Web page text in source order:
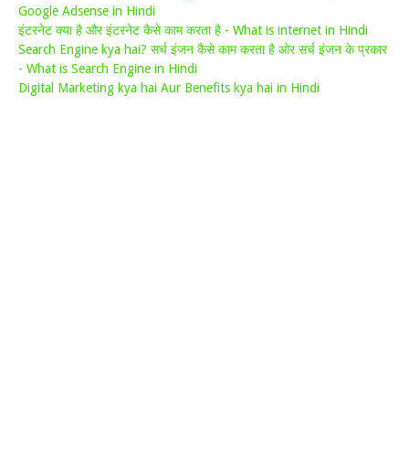
Google Adsense in Hindi
इंटरनेट क्या है और इंटरनेट कैसे काम करता है - What is internet in Hindi
Search Engine kya hai? सर्च इंजन कैसे काम करता है ओर सर्च इंजन के प्रकार
- What is Search Engine in Hindi
Digital Marketing kya hai Aur Benefits kya hai in Hindi